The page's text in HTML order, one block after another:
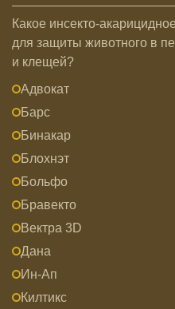
Какое инсекто-
для защиты животного в
и клещей?
Адвокат
Барс
Бинакар
Блохнэт
Больфо
Бравекто
Вектра 3D
Дана
Ин-Ап
Килтикс